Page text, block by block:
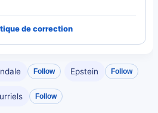
de correction
Follow Epstein Follow
Follow